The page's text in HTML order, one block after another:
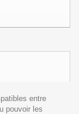
entre
pouvoir les